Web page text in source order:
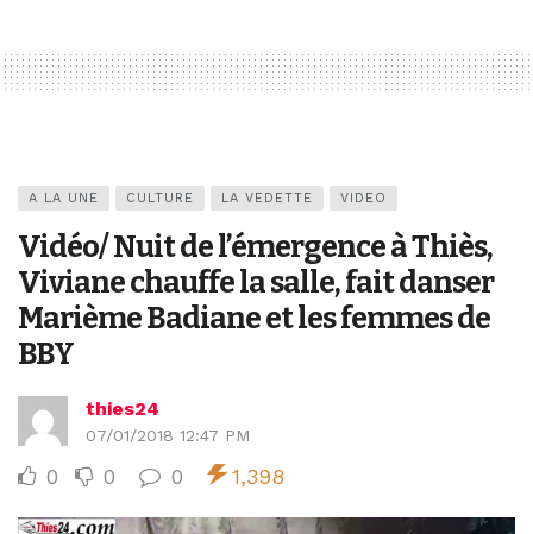
A LA UNE CULTURE LA VEDETTE VIDEO
Vidéo/ Nuit de l’émergence à Thiès,
Viviane chauffe la salle, fait danser
Marième Badiane et les femmes de
BBY
thies24
07/01/2018 12:47 PM
0 0 0 1,398